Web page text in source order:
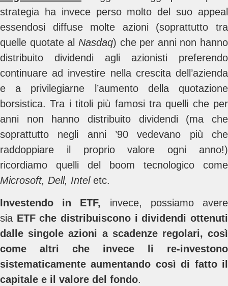
strategia ha invece perso molto del suo appeal
essendosi diffuse molte azioni (soprattutto tra
quelle quotate al Nasdaq) che per anni non hanno
distribuito dividendi agli azionisti preferendo
continuare ad investire nella crescita dell’azienda
e a privilegiarne l’aumento della quotazione
borsistica. Tra i titoli più famosi tra quelli che per
anni non hanno distribuito dividendi (ma che
soprattutto negli anni ’90 vedevano più che
raddoppiare il proprio valore ogni anno!)
ricordiamo quelli del boom tecnologico come
Microsoft, Dell, Inteletc.
Investendo in ETF, invece, possiamo avere
sia ETF che distribuiscono i dividendi ottenuti
dalle singole azioni a scadenze regolari, così
come altri che invece li re-investono
sistematicamente aumentando così di fatto il
capitale e il valore del fondo.